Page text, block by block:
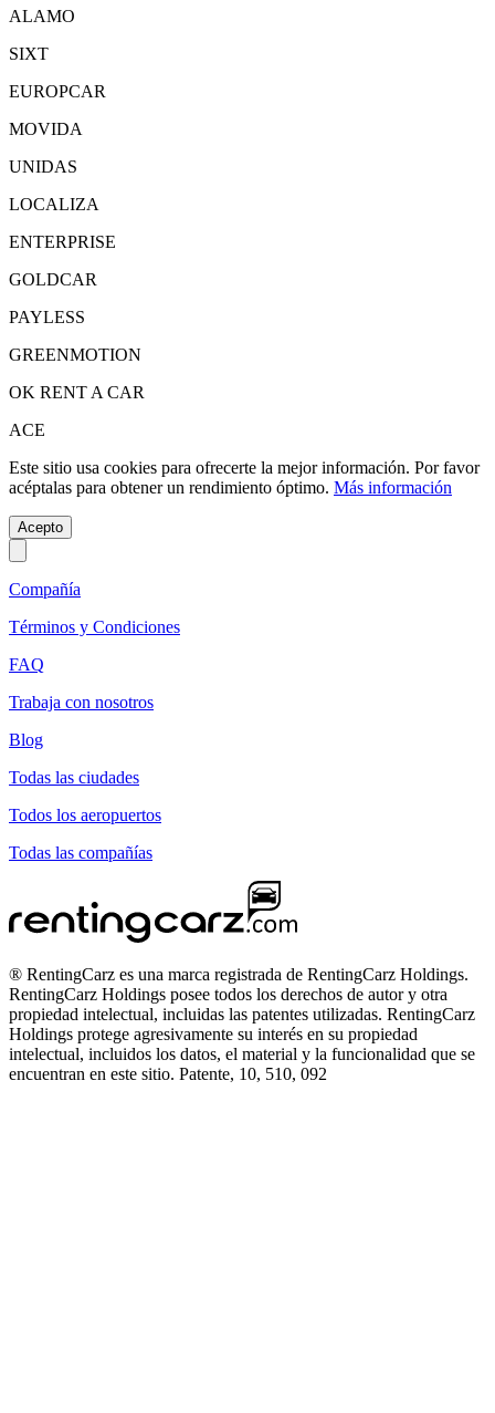
ALAMO
SIXT
EUROPCAR
MOVIDA
UNIDAS
LOCALIZA
ENTERPRISE
GOLDCAR
PAYLESS
GREENMOTION
OK RENT A CAR
ACE
Este sitio usa cookies para ofrecerte la mejor información. Por favor
acéptalas para obtener un rendimiento óptimo. Más información
Acepto
Compañía
Términos y Condiciones
FAQ
Trabaja con nosotros
Blog
Todas las ciudades
Todos los aeropuertos
Todas las compañías
® RentingCarz es una marca registrada de RentingCarz Holdings.
RentingCarz Holdings posee todos los derechos de autor y otra
propiedad intelectual, incluidas las patentes utilizadas. RentingCarz
Holdings protege agresivamente su interés en su propiedad
intelectual, incluidos los datos, el material y la funcionalidad que se
encuentran en este sitio. Patente, 10, 510, 092